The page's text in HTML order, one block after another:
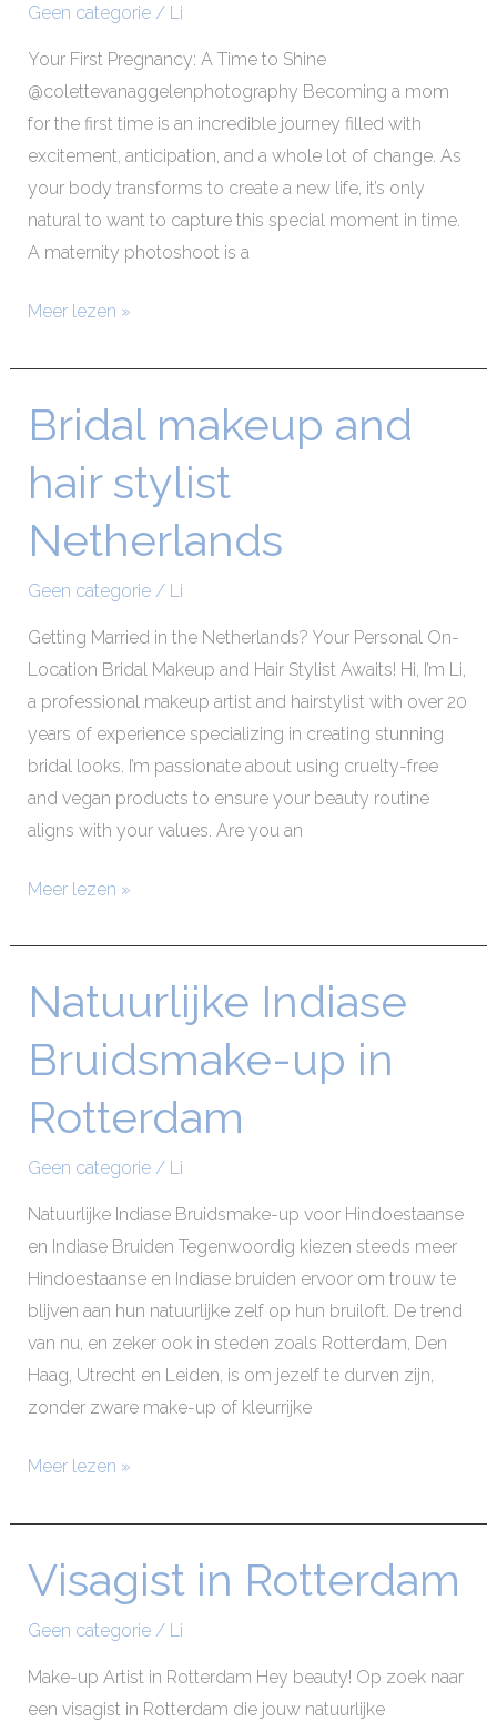
Geen categorie/ Li
Your First Pregnancy: A Time to Shine
@colettevanaggelenphotography Becoming a mom
for the first time is an incredible journey filled with
excitement, anticipation, and a whole lot of change. As
your body transforms to create a new life, it’s only
natural to want to capture this special moment in time.
A maternity photoshoot is a
Hair
for
Your
Maternity
Shoot
Meer lezen »
Bridal makeup and
hair stylist
Netherlands
Geen categorie/ Li
Getting Married in the Netherlands? Your Personal On-
Location Bridal Makeup and Hair Stylist Awaits! Hi, I’m Li,
a professional makeup artist and hairstylist with over 20
years of experience specializing in creating stunning
bridal looks. I’m passionate about using cruelty-free
and vegan products to ensure your beauty routine
aligns with your values. Are you an
Bridal
makeup
and
stylist
Meer lezen »
Natuurlijke Indiase
Bruidsmake-up in
Rotterdam
Geen categorie/ Li
Natuurlijke Indiase Bruidsmake-up voor Hindoestaanse
en Indiase Bruiden Tegenwoordig kiezen steeds meer
Hindoestaanse en Indiase bruiden ervoor om trouw te
blijven aan hun natuurlijke zelf op hun bruiloft. De trend
van nu, en zeker ook in steden zoals Rotterdam, Den
Haag, Utrecht en Leiden, is om jezelf te durven zijn,
zonder zware make-up of kleurrijke
Natuurlijke
Indiase
Bruidsmake-
in
Meer lezen »
Visagist in Rotterdam
Geen categorie/ Li
Make-up Artist in Rotterdam Hey beauty! Op zoek naar
een visagist in Rotterdam die jouw natuurlijke
Visagist
Rotterdam